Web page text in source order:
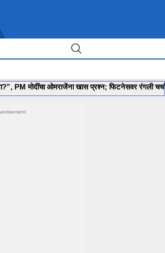
ओमराजेंना खास प्रश्न; फिटनेसवर रंगली चर्चा •